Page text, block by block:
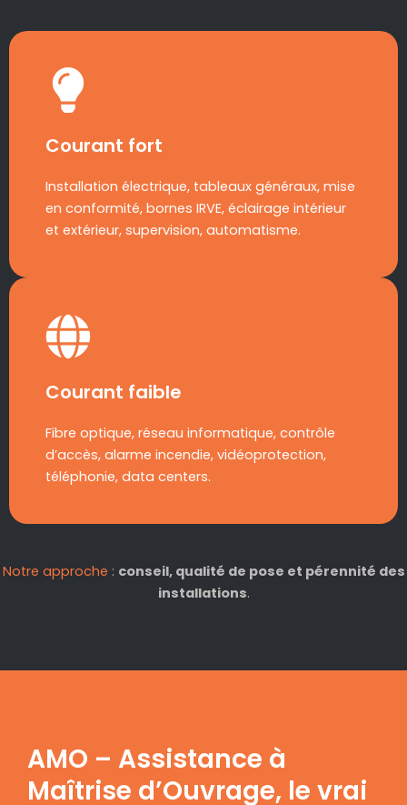
Courant fort
Installation électrique, tableaux généraux, mise
en conformité, bornes IRVE, éclairage intérieur
et extérieur, supervision, automatisme.
Courant faible
Fibre optique, réseau informatique, contrôle
d’accès, alarme incendie, vidéoprotection,
téléphonie, data centers.
Notre approche : conseil, qualité de pose et pérennité des
installations.
AMO – Assistance à
Maîtrise d’Ouvrage, le vrai